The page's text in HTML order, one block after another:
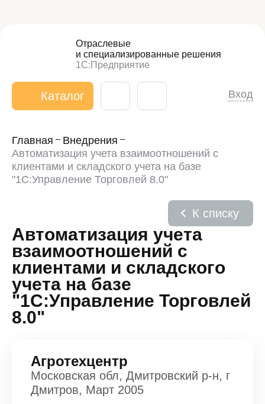
Отраслевые
и специализированные решения
1С:Предприятие
Каталог Вход
Главная
Внедрения
Автоматизация учета взаимоотношений с
клиентами и складского учета на базе
"1С:Управление Торговлей 8.0"
Автоматизация учета
взаимоотношений с
клиентами и складского
учета на базе
"1С:Управление Торговлей
8.0"
К списку
Агротехцентр
Московская обл, Дмитровский р-н, г
Дмитров, Март 2005